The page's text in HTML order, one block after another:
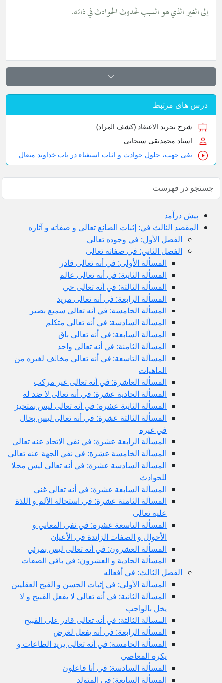
إلى الغير الذي هو السبب لحدوث الحوادث في ذاته.
درس های مرتبط
شرح تجرید الاعتقاد (کشف المراد)
استاد محمدتقی سبحانی
نفی جهت، حلول حوادث و اثبات استغناء در باب خداوند متعال
پيش ‏درآمد
المقصد الثالث في: إثبات الصانع تعالى و صفاته و آثاره
الفصل الأول: في وجوده تعالى
الفصل الثاني: في صفاته تعالى
المسألة الأولى: في أنه تعالى قادر
المسألة الثانية: في أنه تعالى عالم
المسألة الثالثة: في أنه تعالى حي
المسألة الرابعة: في أنه تعالى مريد
المسألة الخامسة: في أنه تعالى سميع بصير
المسألة السادسة: في أنه تعالى متكلم
المسألة السابعة: في أنه تعالى باق
المسألة الثامنة: في أنه تعالى واحد
المسألة التاسعة: في أنه تعالى مخالف لغيره من
الماهيات
المسألة العاشرة: في أنه تعالى غير مركب
المسألة الحادية عشرة: في أنه تعالى لا ضد له
المسألة الثانية عشرة: في أنه تعالى ليس بمتحيز
المسألة الثالثة عشرة: في أنه تعالى ليس بحال
في غيره
المسألة الرابعة عشرة: في نفي الاتحاد عنه تعالى
المسألة الخامسة عشرة: في نفي الجهة عنه تعالى
المسألة السادسة عشرة: في أنه تعالى ليس محلا
للحوادث
المسألة السابعة عشرة: في أنه تعالى غني
المسألة الثامنة عشرة: في استحالة الألم و اللذة
عليه تعالى
المسألة التاسعة عشرة: في نفي المعاني و
الأحوال و الصفات الزائدة في الأعيان
المسألة العشرون: في أنه تعالى ليس بمرئي
المسألة الحادية و العشرون: في باقي الصفات
الفصل الثالث: في أفعاله
المسألة الأولى: في إثبات الحسن و القبح العقليين
المسألة الثانية: في أنه تعالى لا يفعل القبيح و لا
يخل بالواجب
المسألة الثالثة: في أنه تعالى قادر على القبيح
المسألة الرابعة: في أنه يفعل لغرض
المسألة الخامسة: في أنه تعالى يريد الطاعات و
يكره المعاصي
المسألة السادسة: في أنا فاعلون
المسألة السابعة: في المتولد